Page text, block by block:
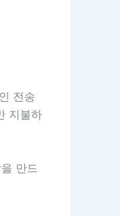
전송
지불하
만드